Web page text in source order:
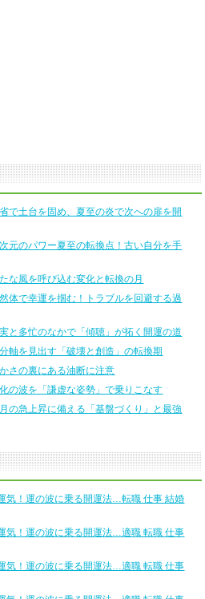
で土台を固め、夏至の炎で次への扉を開
元のパワー夏至の転換点！古い自分を手
な風を呼び込む変化と転換の月
体で幸運を掴む！トラブルを回避する過
と多忙のなかで「傾聴」が拓く開運の道
軸を見出す「破壊と創造」の転換期
さの裏にある油断に注意
の波を「謙虚な姿勢」で乗りこなす
の急上昇に備える「基盤づくり」と最強
気！運の波に乗る開運法…転職 仕事 結婚
気！運の波に乗る開運法…適職 転職 仕事
気！運の波に乗る開運法…適職 転職 仕事